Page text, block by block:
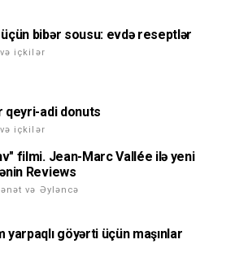
bibər sousu: evdə reseptlər
içkilər
qeyri-adi donuts
içkilər
filmi. Jean-Marc Vallée ilə yeni
Reviews
və Əyləncə
yarpaqlı göyərti üçün maşınlar